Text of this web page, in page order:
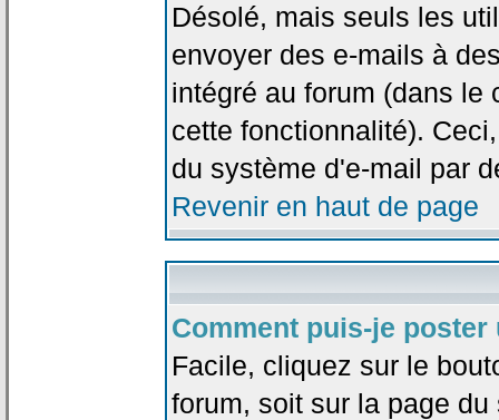
Désolé, mais seuls les
envoyer des e-mails à
intégré au forum (dans le
cette fonctionnalité).
du système d'e-mail par
Revenir en haut de page
Comment puis-je
Facile, cliquez sur le
forum, soit sur la page